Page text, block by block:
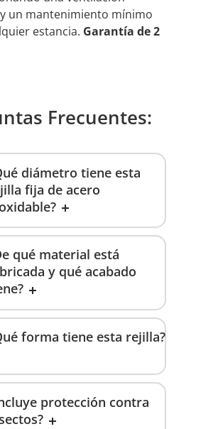
un mantenimiento mínimo
estancia. Garantía de 2
Frecuentes:
diámetro tiene esta
fija de acero
qué material está
y qué acabado
forma tiene esta rejilla?
protección contra